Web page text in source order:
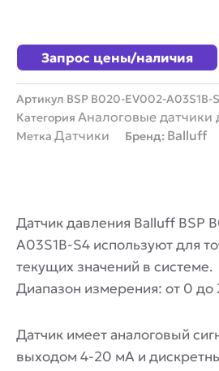
Запрос цены/наличия
Артикул BSP B020-EV002-A03S1B-
Категория Аналоговые датчики
Метка Датчики Бренд: Balluff
Датчик давления Balluff BSP
A03S1B-S4 используют для
текущих значений в системе.
Диапазон измерения: от 0 до
Датчик имеет аналоговый
выходом 4-20 мА и